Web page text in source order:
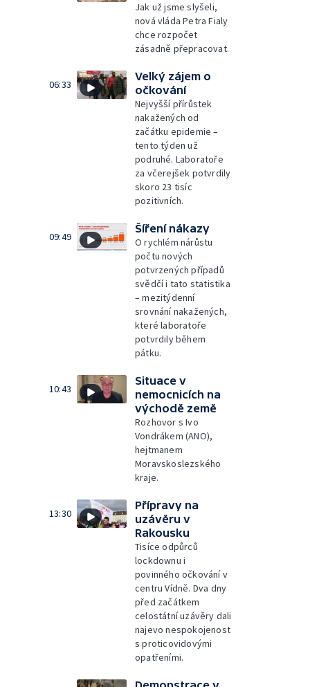
Jak už jsme slyšeli,
nová vláda Petra Fialy
chce rozpočet
zásadně přepracovat.
06:33
Velký zájem o
očkování
Nejvyšší přírůstek
nakažených od
začátku epidemie –
tento týden už
podruhé. Laboratoře
za včerejšek potvrdily
skoro 23 tisíc
pozitivních.
09:49
Šíření nákazy
O rychlém nárůstu
počtu nových
potvrzených případů
svědčí i tato statistika
– mezitýdenní
srovnání nakažených,
které laboratoře
potvrdily během
pátku.
10:43
Situace v
nemocnicích na
východě země
Rozhovor s Ivo
Vondrákem (ANO),
hejtmanem
Moravskoslezského
kraje.
13:30
Přípravy na
uzávěru v
Rakousku
Tisíce odpůrců
lockdownu i
povinného očkování v
centru Vídně. Dva dny
před začátkem
celostátní uzávěry dali
najevo nespokojenost
s proticovidovými
opatřeními.